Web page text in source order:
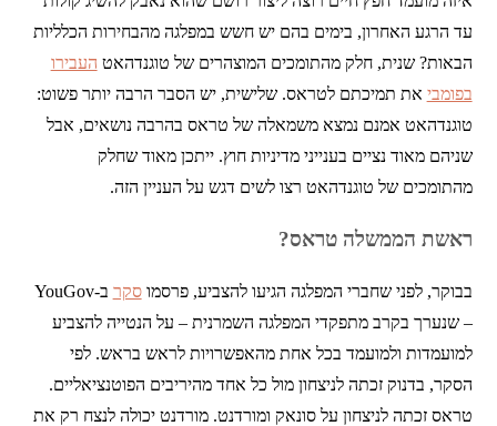
עד הרגע האחרון, בימים בהם יש חשש במפלגה מהבחירות הכלליות
הבאות? שנית, חלק מהתומכים המוצהרים של טוגנדהאט העבירו
בפומבי את תמיכתם לטראס. שלישית, יש הסבר הרבה יותר פשוט:
טוגנדהאט אמנם נמצא משמאלה של טראס בהרבה נושאים, אבל
שניהם מאוד נציים בענייני מדיניות חוץ. ייתכן מאוד שחלק
מהתומכים של טוגנדהאט רצו לשים דגש על העניין הזה.
ראשת הממשלה טראס?
בבוקר, לפני שחברי המפלגה הגיעו להצביע, פרסמו סקר
ב-YouGov
– שנערך בקרב מתפקדי המפלגה השמרנית – על הנטייה להצביע
למועמדות ולמועמד בכל אחת מהאפשרויות לראש בראש. לפי
הסקר, בדנוק זכתה לניצחון מול כל אחד מהיריבים הפוטנציאליים.
טראס זכתה לניצחון על סונאק ומורדנט. מורדנט יכולה לנצח רק את